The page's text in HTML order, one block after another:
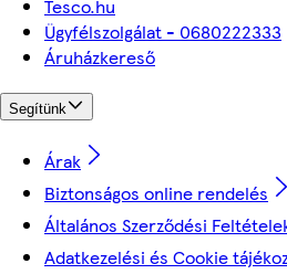
Tesco.hu
Ügyfélszolgálat - 0680222333
Áruházkereső
Segítünk
Árak
Biztonságos online rendelés
Általános Szerződési
Adatkezelési és Cookie